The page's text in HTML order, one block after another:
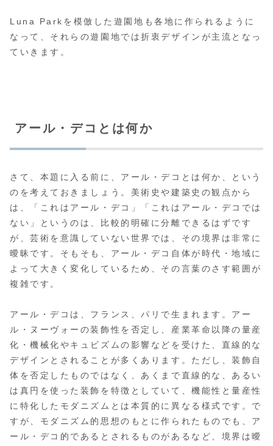
Luna Parkを模倣した遊園地も各地に作られるように
なって、それらの遊園地では折衷デザインが主流となっ
ていきます。
アール・デコとは何か
さて、本題に入る前に、アール・デコとは何か、という
のを考えておきましょう。美術史や建築史の観点から
は、「これはアール・デコ」「これはアール・デコでは
ない」というのは、比較的明確に分離できるはずです
が、芸術を意識していない世界では、その境界は非常に
曖昧です。そもそも、アール・デコ自体が時代・地域に
よって大きく変化しているため、その言葉のさす範囲が
複雑です。
アール・デコは、フランス、パリで生まれます。アー
ル・ヌーヴォーの装飾性を否定し、産業革命以降の量産
化・機械化やキュビズムの影響などを受けた、直線的な
デザインとされることが多くあります。ただし、装飾自
体を否定したものではなく、あくまで直線的な、あるい
は真円を使った装飾を特徴としていて、機能性と量産性
に特化したモダニズムとは本質的に異なる様式です。で
すが、モダニズム的思想のもとに作られたものでも、ア
ール・デコ的であるとされるものがあるなど、境界は曖